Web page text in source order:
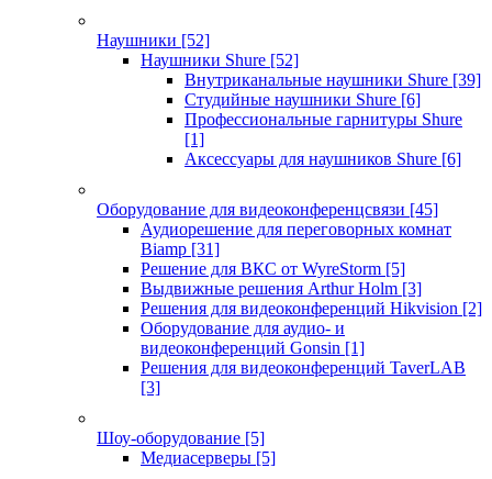
Наушники [52]
Наушники Shure [52]
Внутриканальные наушники Shure [39]
Студийные наушники Shure [6]
Профессиональные гарнитуры Shure
[1]
Аксессуары для наушников Shure [6]
Оборудование для видеоконференцсвязи [45]
Аудиорешение для переговорных комнат
Biamp [31]
Решение для ВКС от WyreStorm [5]
Выдвижные решения Arthur Holm [3]
Решения для видеоконференций Hikvision [2]
Оборудование для аудио- и
видеоконференций Gonsin [1]
Решения для видеоконференций TaverLAB
[3]
Шоу-оборудование [5]
Медиасерверы [5]